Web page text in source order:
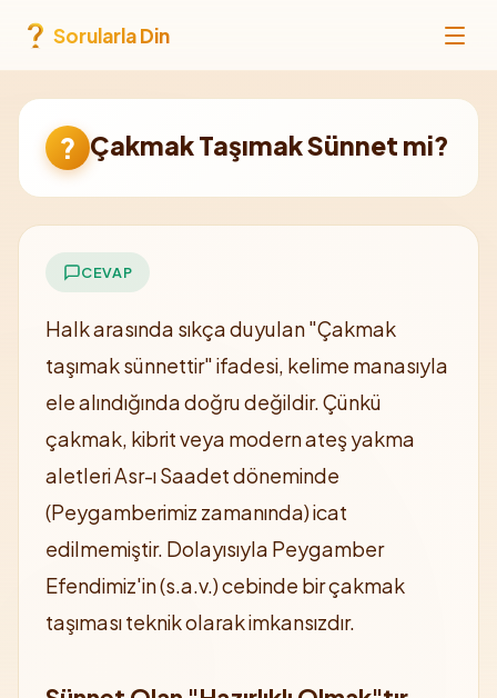
Sorularla Din
? Çakmak Taşımak Sünnet mi?
CEVAP
Halk arasında sıkça duyulan "Çakmak
taşımak sünnettir" ifadesi, kelime manasıyla
ele alındığında doğru değildir. Çünkü
çakmak, kibrit veya modern ateş yakma
aletleri Asr-ı Saadet döneminde
(Peygamberimiz zamanında) icat
edilmemiştir. Dolayısıyla Peygamber
Efendimiz'in (s.a.v.) cebinde bir çakmak
taşıması teknik olarak imkansızdır.